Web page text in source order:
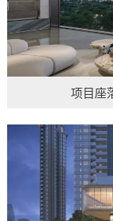
项目座